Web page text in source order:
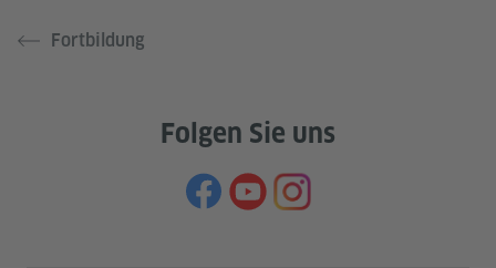
Fortbildung
Folgen Sie uns